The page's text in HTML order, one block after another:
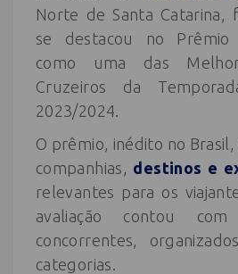
Norte de Santa Catarina,
se destacou no Prêmio
como uma das
Cruzeiros da
2023/2024.
O prêmio, inédito no
companhias, destinos e
relevantes para os
avaliação contou
concorrentes,
categorias.